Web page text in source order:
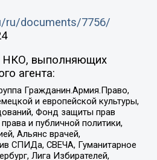
ru/documents/7756/
НКО, выполняющих
агента:
Гражданин.Армия.Право,
и европейской культуры,
Фонд защиты прав
и публичной политики,
Альянс врачей,
СПИДа, СВЕЧА, Гуманитарное
Лига Избирателей,